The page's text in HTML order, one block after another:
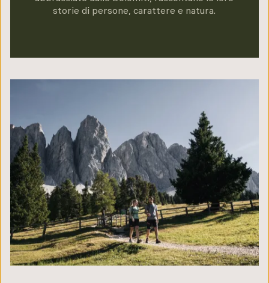
correre.
storie di persone, carattere e natura.